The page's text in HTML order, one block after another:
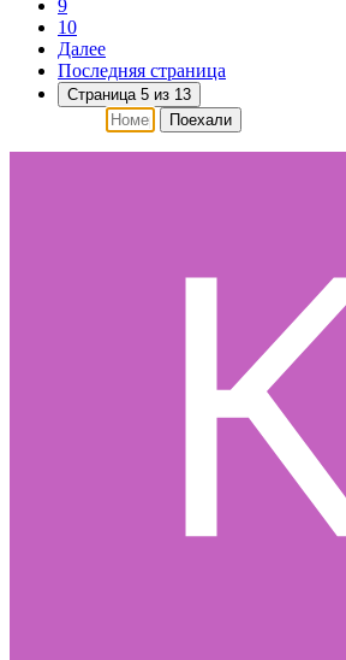
9
10
Далее
Последняя страница
Страница 5 из 13
Поехали